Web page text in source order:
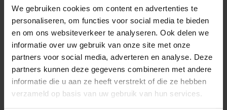
We gebruiken cookies om content en advertenties te
personaliseren, om functies voor social media te bieden
en om ons websiteverkeer te analyseren. Ook delen we
informatie over uw gebruik van onze site met onze
partners voor social media, adverteren en analyse. Deze
partners kunnen deze gegevens combineren met andere
informatie die u aan ze heeft verstrekt of die ze hebben
verzameld op basis van uw gebruik van hun services.